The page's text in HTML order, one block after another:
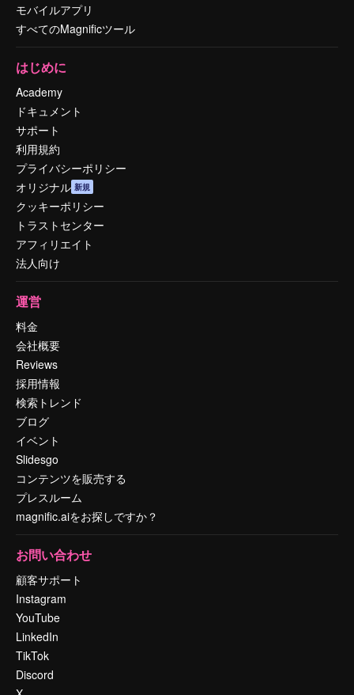
モバイルアプリ
すべてのMagnificツール
はじめに
Academy
ドキュメント
サポート
利用規約
プライバシーポリシー
オリジナル 新規
クッキーポリシー
トラストセンター
アフィリエイト
法人向け
運営
料金
会社概要
Reviews
採用情報
検索トレンド
ブログ
イベント
Slidesgo
コンテンツを販売する
プレスルーム
magnific.aiをお探しですか？
お問い合わせ
顧客サポート
Instagram
YouTube
LinkedIn
TikTok
Discord